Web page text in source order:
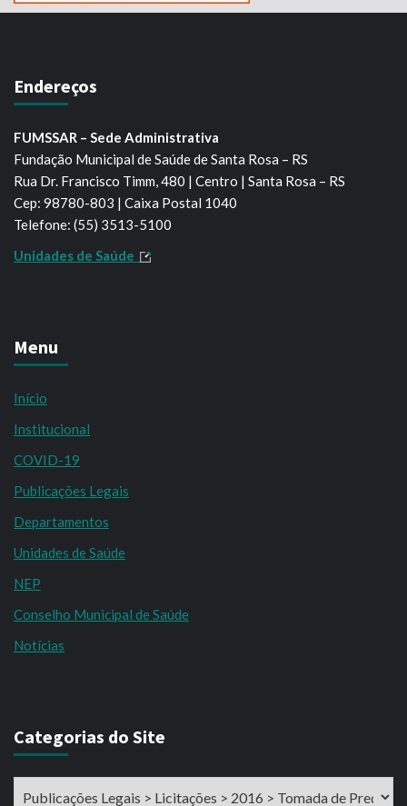
Endereços
FUMSSAR – Sede Administrativa
Fundação Municipal de Saúde de Santa Rosa – RS
Rua Dr. Francisco Timm, 480 | Centro | Santa Rosa – RS
Cep: 98780-803 | Caixa Postal 1040
Telefone: (55) 3513-5100
Unidades de Saúde
Menu
Início
Institucional
COVID-19
Publicações Legais
Departamentos
Unidades de Saúde
NEP
Conselho Municipal de Saúde
Notícias
Categorias do Site